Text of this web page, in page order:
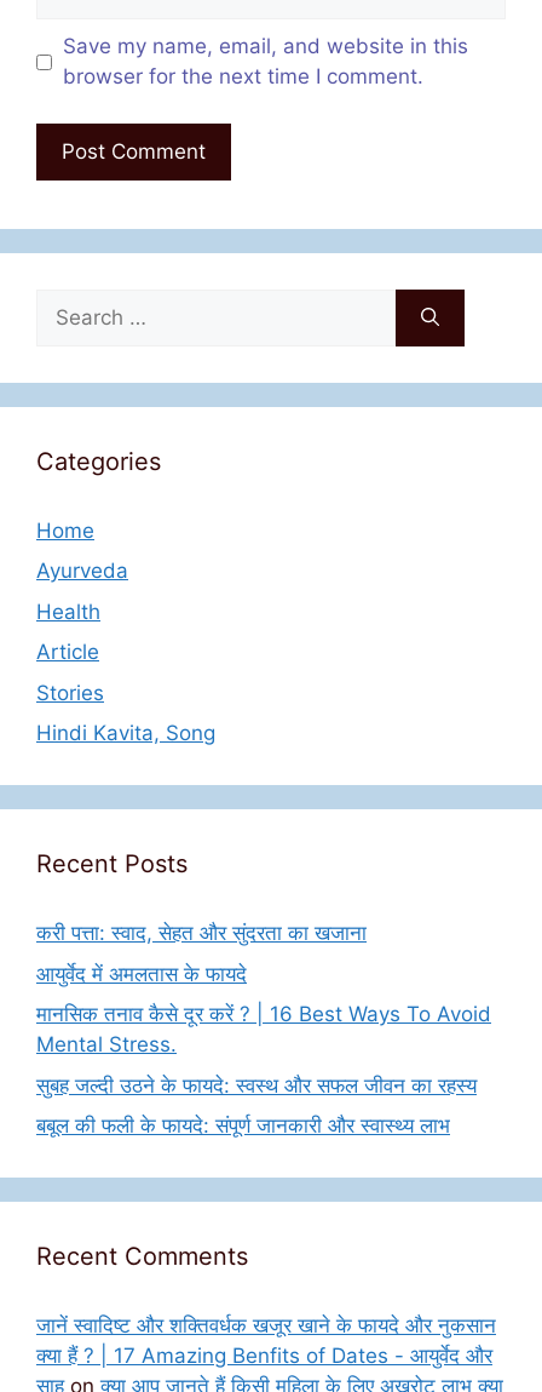
Save my name, email, and website in this
browser for the next time I comment.
for:
Categories
Home
Ayurveda
Health
Article
Stories
Hindi Kavita, Song
Recent Posts
करी पत्ता: स्वाद, सेहत और सुंदरता का खजाना
आयुर्वेद में अमलतास के फायदे
मानसिक तनाव कैसे दूर करें ? | 16 Best Ways To Avoid
Mental Stress.
सुबह जल्दी उठने के फायदे: स्वस्थ और सफल जीवन का रहस्य
बबूल की फली के फायदे: संपूर्ण जानकारी और स्वास्थ्य लाभ
Recent Comments
जानें स्वादिष्ट और शक्तिवर्धक खजूर खाने के फायदे और नुकसान
क्या हैं ? | 17 Amazing Benfits of Dates - आयुर्वेद और
साहonक्या आप जानते हैं किसी महिला के लिए अखरोट लाभ क्या